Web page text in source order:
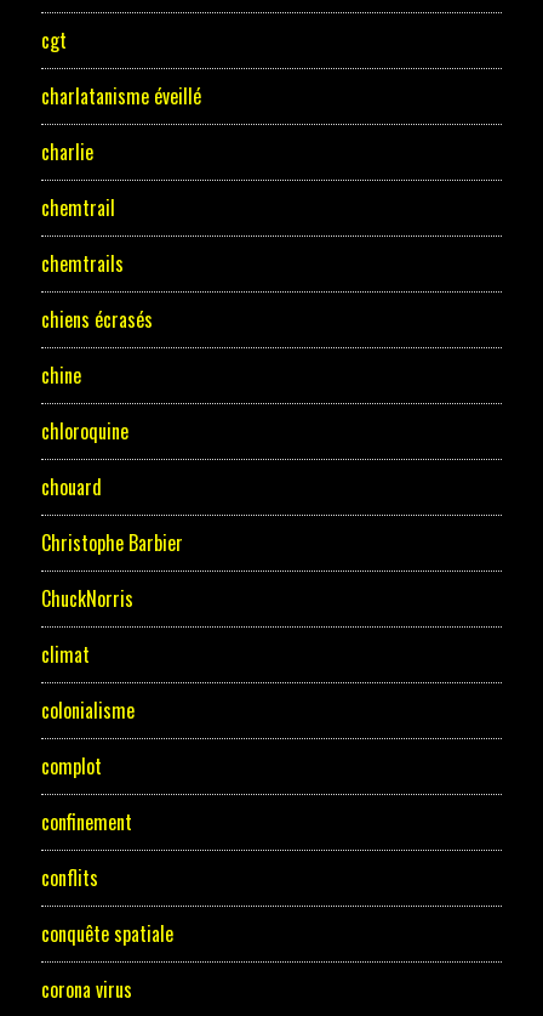
cgt
charlatanisme éveillé
charlie
chemtrail
chemtrails
chiens écrasés
chine
chloroquine
chouard
Christophe Barbier
ChuckNorris
climat
colonialisme
complot
confinement
conflits
conquête spatiale
corona virus